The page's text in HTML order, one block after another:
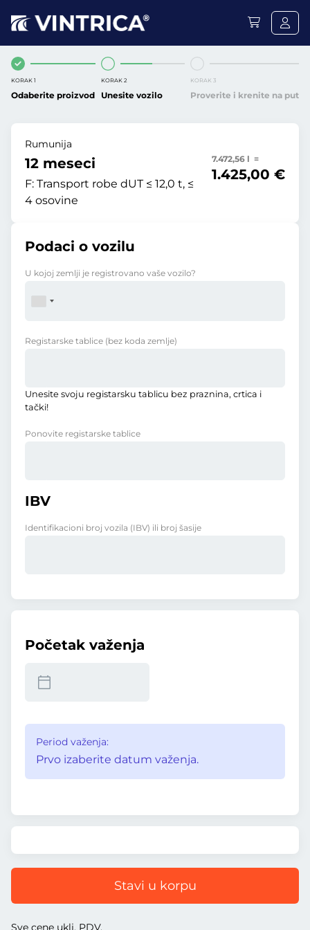
KORAK 1
Odaberite proizvod
KORAK 2
Unesite vozilo
KORAK 3
Proverite i krenite na put
Rumunija
12 meseci
F: Transport robe dUT ≤ 12,0 t, ≤
4 osovine
7.472,56 l =
1.425,00 €
Podaci o vozilu
U kojoj zemlji je registrovano vaše vozilo?
Registarske tablice (bez koda zemlje)
Unesite svoju registarsku tablicu bez praznina, crtica i
tački!
Ponovite registarske tablice
IBV
Identifikacioni broj vozila (IBV) ili broj šasije
Početak važenja
Period važenja:
Prvo izaberite datum važenja.
Stavi u korpu
Sve cene uklj. PDV.